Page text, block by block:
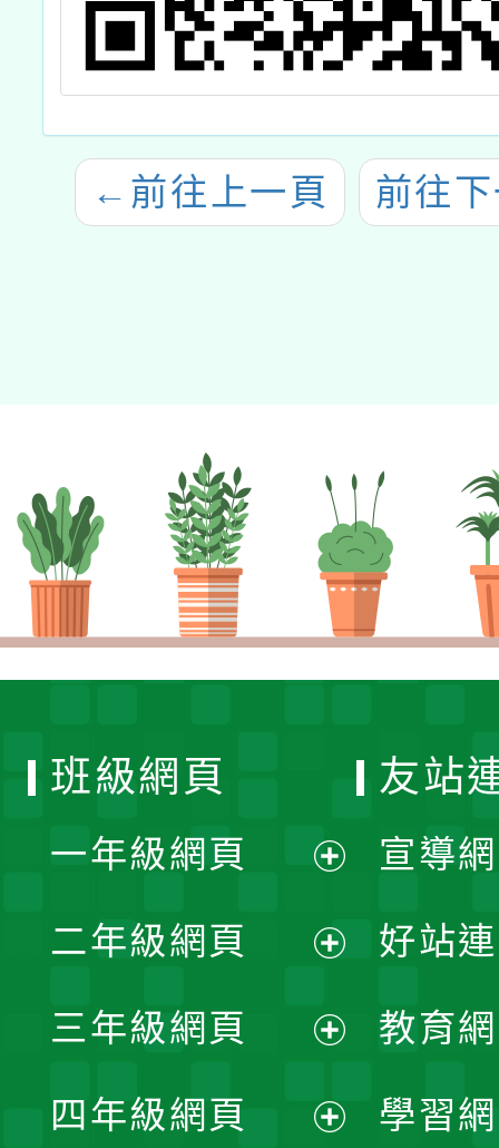
← 前往上一頁 前往
班級網頁
一年級網頁
開
選
單
二年級網頁
開
選
三年級網頁
四年級網頁
友站
宣導
好站
教育
學習